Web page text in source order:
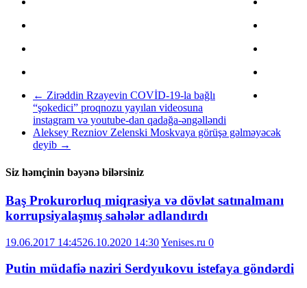
← Zirəddin Rzayevin COVİD-19-la bağlı
“şokedici” proqnozu yayılan videosuna
instagram və youtube-dan qadağa-əngəlləndi
Aleksey Rezniov Zelenski Moskvaya görüşə gəlməyəcək
deyib →
Siz həmçinin bəyənə bilərsiniz
Baş Prokurorluq miqrasiya və dövlət satınalmanı
korrupsiyalaşmış sahələr adlandırdı
19.06.2017 14:4526.10.2020 14:30Yenises.ru 0
Putin müdafiə naziri Serdyukovu istefaya göndərdi